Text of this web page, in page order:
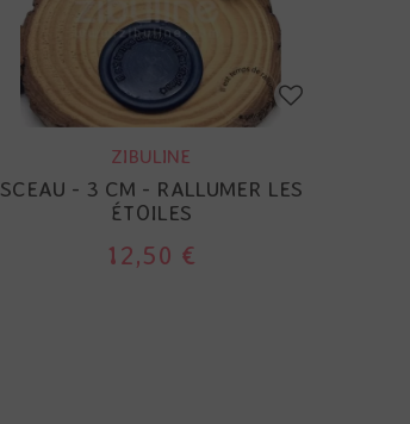
ZIBULINE
SCEAU - 3 CM - RALLUMER LES
ÉTOILES
12,50 €